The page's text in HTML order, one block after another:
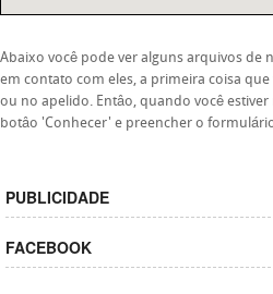
Abaixo você pode ver alguns arquivos de
em contato com eles, a primeira coisa que
ou no apelido. Entâo, quando você
botâo 'Conhecer' e preencher o
PUBLICIDADE
FACEBOOK